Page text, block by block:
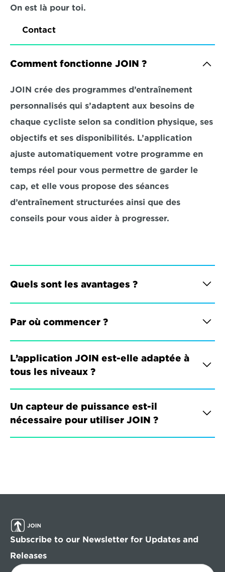
On est là pour toi.
Contact
Comment fonctionne JOIN ?
JOIN crée des programmes d’entraînement
personnalisés qui s’adaptent aux besoins de
chaque cycliste selon sa condition physique, ses
objectifs et ses disponibilités. L’application
ajuste automatiquement votre programme en
temps réel pour vous permettre de garder le
cap, et elle vous propose des séances
d’entraînement structurées ainsi que des
conseils pour vous aider à progresser.
Quels sont les avantages ?
Par où commencer ?
L’application JOIN est-elle adaptée à
tous les niveaux ?
Un capteur de puissance est-il
nécessaire pour utiliser JOIN ?
Subscribe to our Newsletter for Updates and
Releases